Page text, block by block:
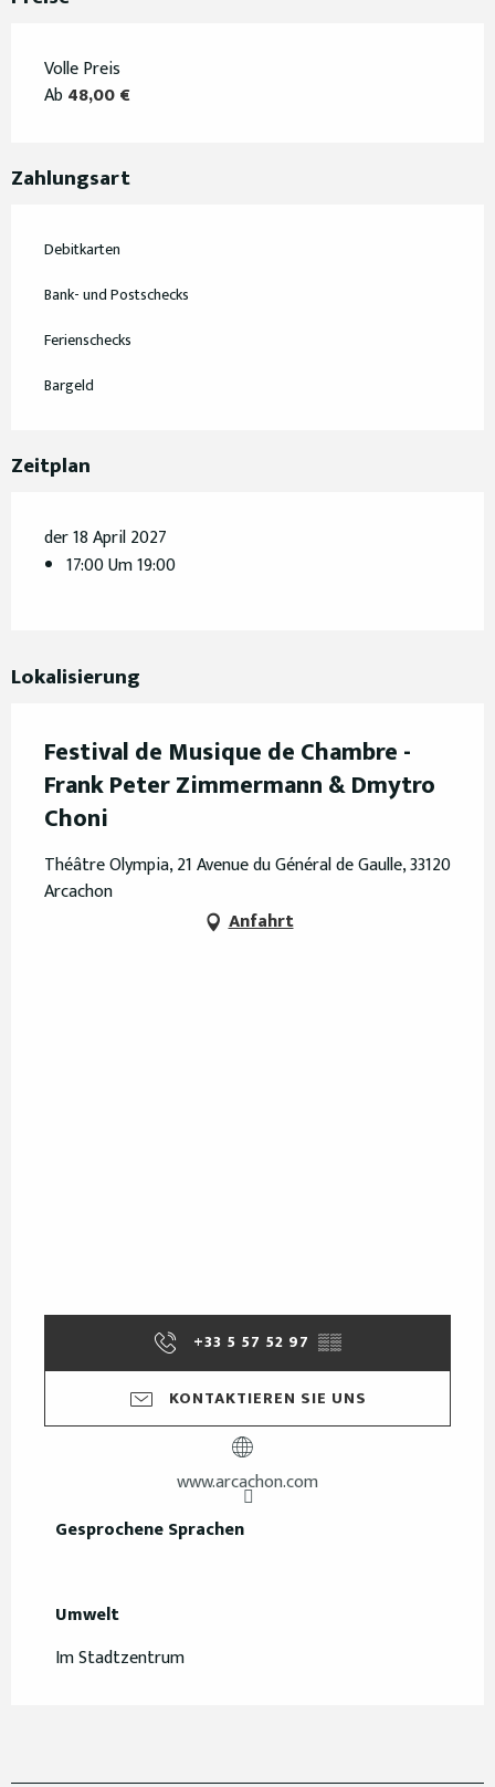
Volle Preis
Ab 48,00 €
Zahlungsart
Debitkarten
Bank- und Postschecks
Ferienschecks
Bargeld
Zeitplan
der 18 April 2027
17:00 Um 19:00
Lokalisierung
Festival de Musique de Chambre -
Frank Peter Zimmermann & Dmytro
Choni
Théâtre Olympia, 21 Avenue du Général de Gaulle, 33120
Arcachon
Anfahrt
+33 5 57 52 97 ▒▒
KONTAKTIEREN SIE UNS
www.arcachon.com
Gesprochene Sprachen
Gesprochene Sprachen
Umwelt
Umwelt
Im Stadtzentrum